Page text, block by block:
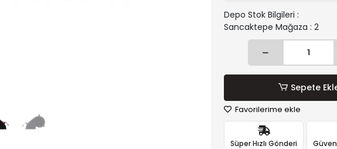
Depo Stok Bilgileri :
Sancaktepe Mağaza : 2
Sepete
Favorilerime ekle
Süper Hızlı Gönderi